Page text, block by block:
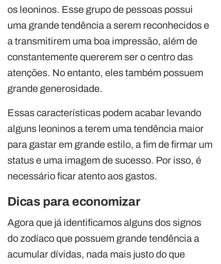
os leoninos. Esse grupo de pessoas possui
uma grande tendência a serem reconhecidos e
a transmitirem uma boa impressão, além de
constantemente quererem ser o centro das
atenções. No entanto, eles também possuem
grande generosidade.
Essas características podem acabar levando
alguns leoninos a terem uma tendência maior
para gastar em grande estilo, a fim de firmar um
status e uma imagem de sucesso. Por isso, é
necessário ficar atento aos gastos.
Dicas para economizar
Agora que já identificamos alguns dos signos
do zodíaco que possuem grande tendência a
acumular dívidas, nada mais justo do que